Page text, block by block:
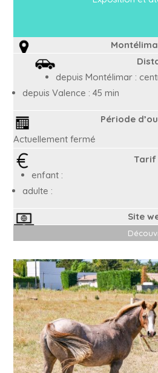
depuis Montélimar :
depuis Valence : 45 min
Période
Actuellement fermé
Tarif
enfant :
adulte :
Site